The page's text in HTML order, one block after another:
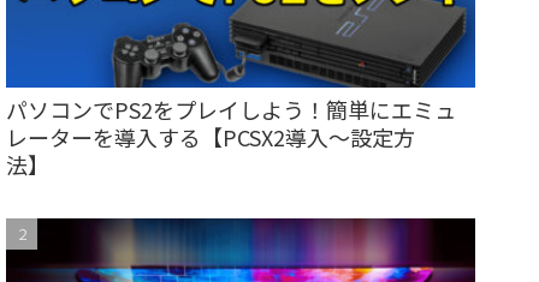
パソコンでPS2をプレイしよう！簡単にエミュ
レーターを導入する【PCSX2導入～設定方
法】